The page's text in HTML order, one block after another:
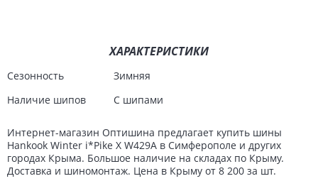
ХАРАКТЕРИСТИКИ
Сезонность
Зимняя
Наличие шипов
С шипами
Интернет-магазин Оптишина предлагает купить шины
Hankook Winter i*Pike X W429A в Симферополе и других
городах Крыма. Большое наличие на складах по Крыму.
Доставка и шиномонтаж. Цена в Крыму от 8 200 за шт.